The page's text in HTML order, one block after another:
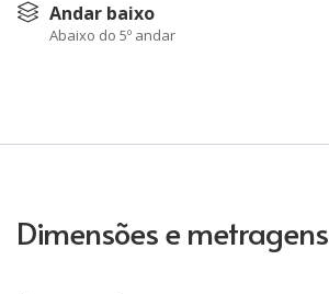
Andar baixo
Abaixo do 5º andar
Dimensões e metragens